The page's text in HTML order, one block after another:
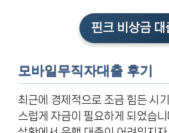
핀크 비상금 대
모바일무직자대출 후기
최근에 경제적으로 조금 힘든 시
스럽게 자금이 필요하게 되었습